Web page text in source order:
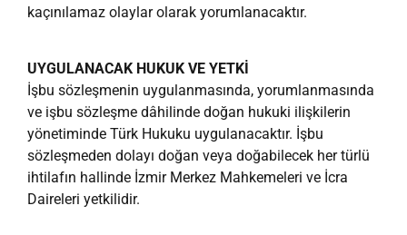
kaçınılamaz olaylar olarak yorumlanacaktır.
UYGULANACAK HUKUK VE YETKİ
İşbu sözleşmenin uygulanmasında, yorumlanmasında
ve işbu sözleşme dâhilinde doğan hukuki ilişkilerin
yönetiminde Türk Hukuku uygulanacaktır. İşbu
sözleşmeden dolayı doğan veya doğabilecek her türlü
ihtilafın hallinde İzmir Merkez Mahkemeleri ve İcra
Daireleri yetkilidir.